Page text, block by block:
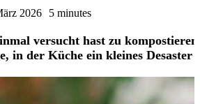
2026 5 minutes
versucht hast zu
in der Küche ein kleines Desaster